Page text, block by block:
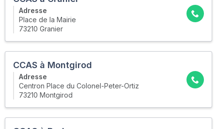
Adresse
Place de la Mairie
73210 Granier
CCAS à Montgirod
Adresse
Centron Place du Colonel-Peter-Ortiz
73210 Montgirod